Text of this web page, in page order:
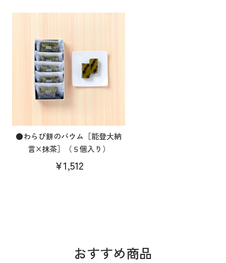
●わらび餅のバウム［能登大納
言×抹茶］（５個入り）
¥1,512
おすすめ商品